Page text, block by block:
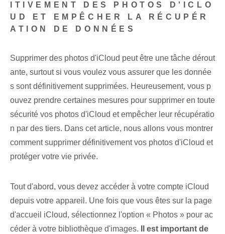
ITIVEMENT DES PHOTOS D'ICLO
UD ET EMPÊCHER LA RÉCUPÉR
ATION DE DONNÉES
Supprimer des photos d'iCloud peut être une tâche dérout
ante, surtout si vous voulez vous assurer que les donnée
s sont définitivement supprimées. Heureusement, vous p
ouvez prendre certaines mesures pour supprimer en toute
sécurité vos photos d'iCloud et empêcher leur récupératio
n par des tiers. Dans cet article, nous allons vous montrer
comment supprimer définitivement vos photos d'iCloud et
protéger votre vie privée.
Tout d'abord, vous devez accéder à votre compte iCloud
depuis votre appareil. Une fois que vous êtes sur la page
d'accueil iCloud, sélectionnez l'option « Photos » pour ac
céder à votre bibliothèque d'images.
Il est important de